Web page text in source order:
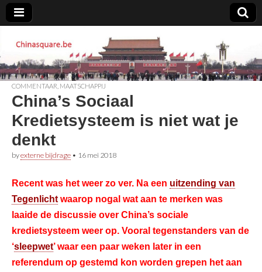
Chinasquare.be
COMMENTAAR MAATSCHAPPIJ
China’s Sociaal
Kredietsysteem is niet wat je
denkt
byexterne bijdrage • 16 mei 2018
Recent was het weer zo ver. Na een uitzending van
Tegenlicht waarop nogal wat aan te merken was
laaide de discussie over China’s sociale
kredietsysteem weer op. Vooral tegenstanders van de
‘sleepwet’ waar een paar weken later in een
referendum op gestemd kon worden grepen het aan